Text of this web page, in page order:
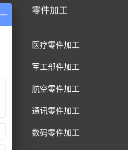
零件加工
医疗零件加工
军工部件加工
航空零件加工
通讯零件加工
数码零件加工